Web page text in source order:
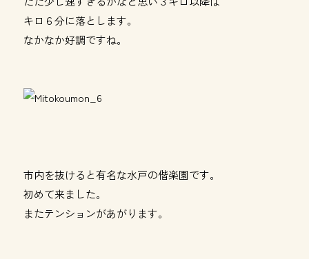
キロ６分に落とします。
なかなか好調ですね。
市内を抜けると有名な水戸の偕楽園です。
初めて来ました。
またテンションがあがります。